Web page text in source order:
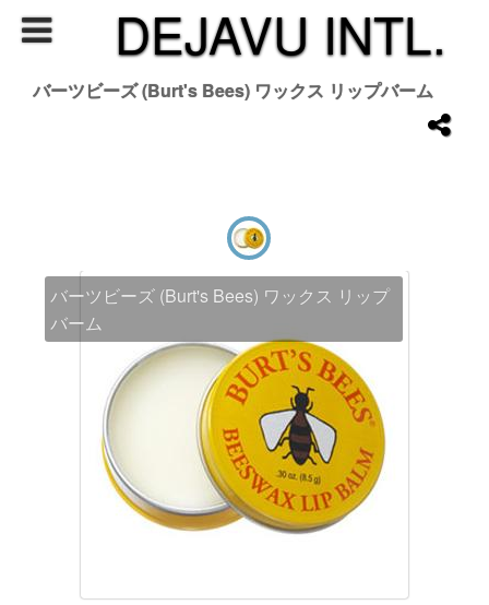
DEJAVU INTL.
バーツビーズ (Burt's Bees) ワックス リップバーム
バーツビーズ (Burt's Bees) ワックス リップ
バーム